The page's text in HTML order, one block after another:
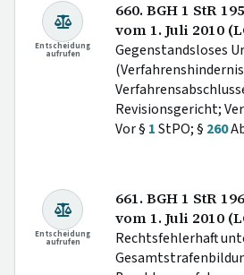
Entscheidung
aufrufen
660. BGH 1 StR
vom 1. Juli 2010
Gegenstandsloses
Revisionsgericht;
Vor § 1StPO; § 260
Entscheidung
aufrufen
661. BGH 1 StR
vom 1. Juli 2010
Rechtsfehlerhaft